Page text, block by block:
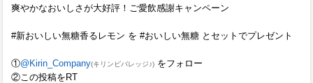
爽やかなおいしさが大好評！ご愛飲感謝キャンペーン
#新おいしい無糖香るレモン を #おいしい無糖 とセットでプレゼント
①@Kirin_Company(キリンビバレッジ♪)をフォロー
②この投稿をRT